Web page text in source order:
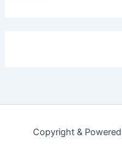
Copyright &